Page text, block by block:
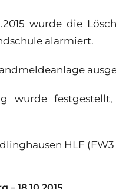
wurde die
alarmiert.
wurde
HLF (FW3